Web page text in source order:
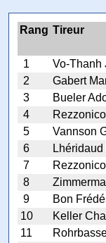
Rang Tireur
1 Vo-Thanh
2
Gabert
3
Bueler
4
5
Vannson
6
Lhéridaud
7
8
9
Bon
10
Keller
11